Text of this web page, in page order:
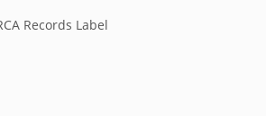
Records Label